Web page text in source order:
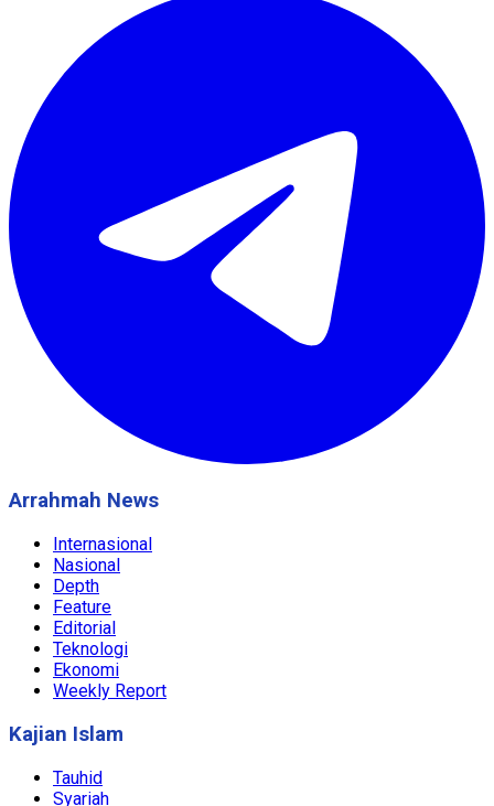
Arrahmah News
Internasional
Nasional
Depth
Feature
Editorial
Teknologi
Ekonomi
Weekly Report
Kajian Islam
Tauhid
Syariah